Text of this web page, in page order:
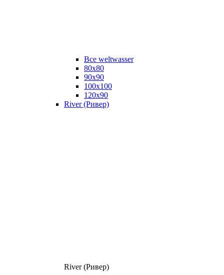
Все weltwasser
80x80
90x90
100x100
120x90
River (Ривер)
River (Ривер)